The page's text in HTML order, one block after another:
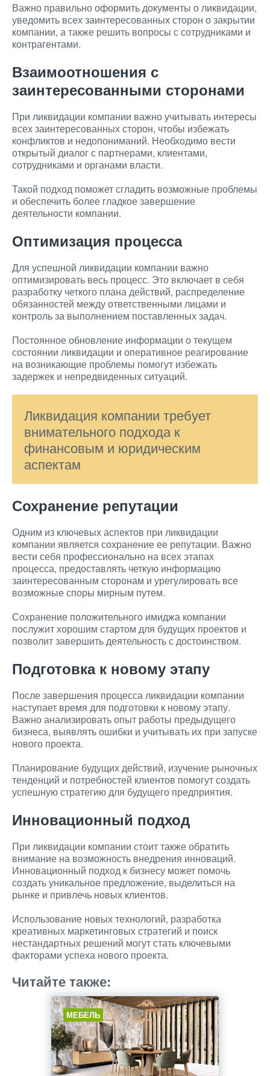
Важно правильно оформить документы о ликвидации,
уведомить всех заинтересованных сторон о закрытии
компании, а также решить вопросы с сотрудниками и
контрагентами.
Взаимоотношения с
заинтересованными сторонами
При ликвидации компании важно учитывать интересы
всех заинтересованных сторон, чтобы избежать
конфликтов и недопониманий. Необходимо вести
открытый диалог с партнерами, клиентами,
сотрудниками и органами власти.
Такой подход поможет сгладить возможные проблемы
и обеспечить более гладкое завершение
деятельности компании.
Оптимизация процесса
Для успешной ликвидации компании важно
оптимизировать весь процесс. Это включает в себя
разработку четкого плана действий, распределение
обязанностей между ответственными лицами и
контроль за выполнением поставленных задач.
Постоянное обновление информации о текущем
состоянии ликвидации и оперативное реагирование
на возникающие проблемы помогут избежать
задержек и непредвиденных ситуаций.
Ликвидация компании требует
внимательного подхода к
финансовым и юридическим
аспектам
Сохранение репутации
Одним из ключевых аспектов при ликвидации
компании является сохранение ее репутации. Важно
вести себя профессионально на всех этапах
процесса, предоставлять четкую информацию
заинтересованным сторонам и урегулировать все
возможные споры мирным путем.
Сохранение положительного имиджа компании
послужит хорошим стартом для будущих проектов и
позволит завершить деятельность с достоинством.
Подготовка к новому этапу
После завершения процесса ликвидации компании
наступает время для подготовки к новому этапу.
Важно анализировать опыт работы предыдущего
бизнеса, выявлять ошибки и учитывать их при запуске
нового проекта.
Планирование будущих действий, изучение рыночных
тенденций и потребностей клиентов помогут создать
успешную стратегию для будущего предприятия.
Инновационный подход
При ликвидации компании стоит также обратить
внимание на возможность внедрения инноваций.
Инновационный подход к бизнесу может помочь
создать уникальное предложение, выделиться на
рынке и привлечь новых клиентов.
Использование новых технологий, разработка
креативных маркетинговых стратегий и поиск
нестандартных решений могут стать ключевыми
факторами успеха нового проекта.
Читайте также:
МЕБЕЛЬ